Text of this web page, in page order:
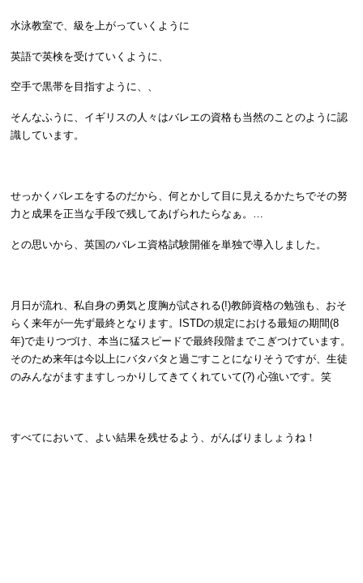
水泳教室で、級を上がっていくように
英語で英検を受けていくように、
空手で黒帯を目指すように、、
そんなふうに、イギリスの人々はバレエの資格も当然のことのように認
識しています。
せっかくバレエをするのだから、何とかして目に見えるかたちでその努
力と成果を正当な手段で残してあげられたらなぁ。…
との思いから、英国のバレエ資格試験開催を単独で導入しました。
月日が流れ、私自身の勇気と度胸が試される(!)教師資格の勉強も、おそ
らく来年が一先ず最終となります。ISTDの規定における最短の期間(8
年)で走りつづけ、本当に猛スピードで最終段階までこぎつけています。
そのため来年は今以上にバタバタと過ごすことになりそうですが、生徒
のみんながますますしっかりしてきてくれていて(?) 心強いです。笑
すべてにおいて、よい結果を残せるよう、がんばりましょうね！